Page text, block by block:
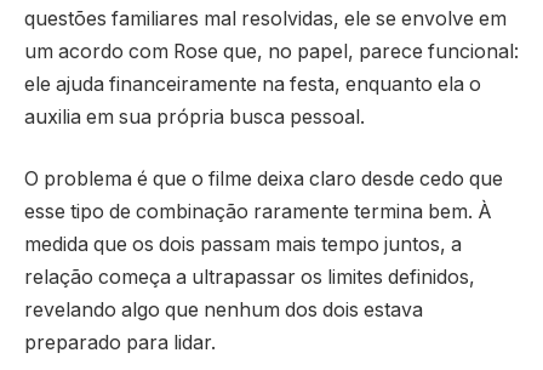
questões familiares mal resolvidas, ele se envolve em
um acordo com Rose que, no papel, parece funcional:
ele ajuda financeiramente na festa, enquanto ela o
auxilia em sua própria busca pessoal.
O problema é que o filme deixa claro desde cedo que
esse tipo de combinação raramente termina bem. À
medida que os dois passam mais tempo juntos, a
relação começa a ultrapassar os limites definidos,
revelando algo que nenhum dos dois estava
preparado para lidar.